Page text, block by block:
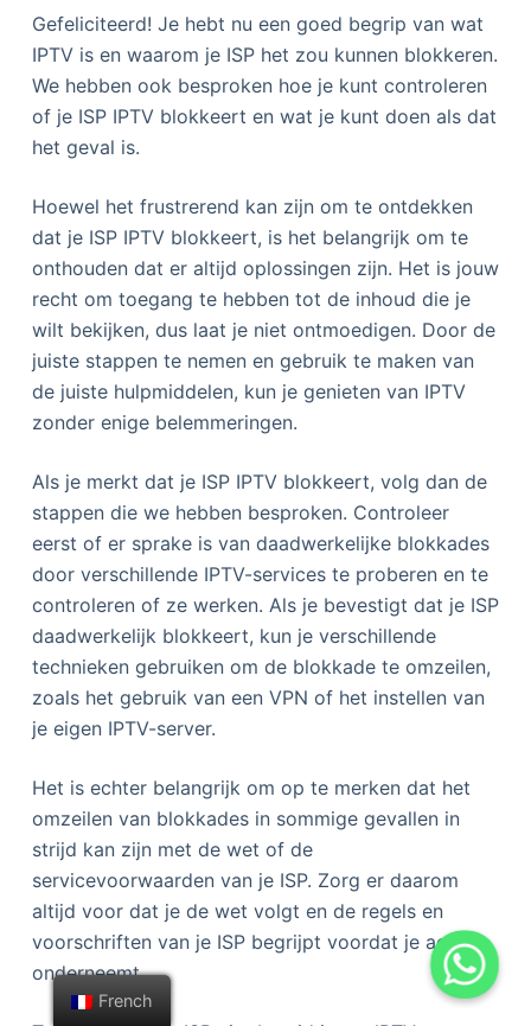
Gefeliciteerd! Je hebt nu een goed begrip van wat
IPTV is en waarom je ISP het zou kunnen blokkeren.
We hebben ook besproken hoe je kunt controleren
of je ISP IPTV blokkeert en wat je kunt doen als dat
het geval is.
Hoewel het frustrerend kan zijn om te ontdekken
dat je ISP IPTV blokkeert, is het belangrijk om te
onthouden dat er altijd oplossingen zijn. Het is jouw
recht om toegang te hebben tot de inhoud die je
wilt bekijken, dus laat je niet ontmoedigen. Door de
juiste stappen te nemen en gebruik te maken van
de juiste hulpmiddelen, kun je genieten van IPTV
zonder enige belemmeringen.
Als je merkt dat je ISP IPTV blokkeert, volg dan de
stappen die we hebben besproken. Controleer
eerst of er sprake is van daadwerkelijke blokkades
door verschillende IPTV-services te proberen en te
controleren of ze werken. Als je bevestigt dat je ISP
daadwerkelijk blokkeert, kun je verschillende
technieken gebruiken om de blokkade te omzeilen,
zoals het gebruik van een VPN of het instellen van
je eigen IPTV-server.
Het is echter belangrijk om op te merken dat het
omzeilen van blokkades in sommige gevallen in
strijd kan zijn met de wet of de
servicevoorwaarden van je ISP. Zorg er daarom
altijd voor dat je de wet volgt en de regels en
voorschriften van je ISP begrijpt voordat je actie
onderneemt.
French